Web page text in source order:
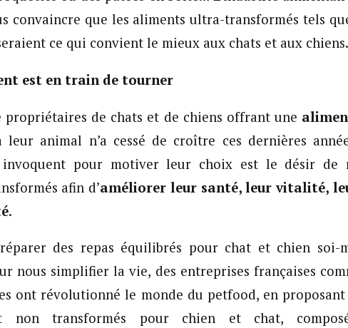
convaincre que les aliments ultra-transformés tels
ce qui convient le mieux aux chats et aux chiens.
est en train de tourner
propriétaires de chats et de chiens offrant une
leur animal n’a cessé de croître ces dernières
invoquent pour motiver leur choix est le désir de
afin d’améliorer leur santé, leur vitalité,
.
des repas équilibrés pour chat et chien soi-
nous simplifier la vie, des entreprises françaises
ont révolutionné le monde du petfood, en proposant
non transformés pour chien et chat,